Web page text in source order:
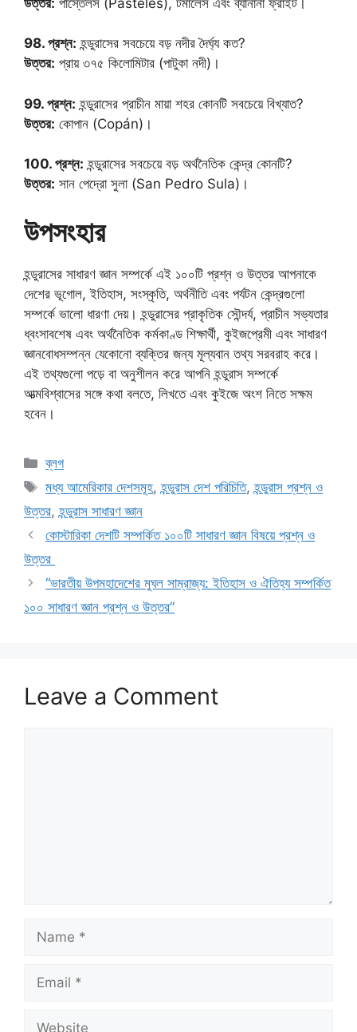
98. প্রশ্ন: হন্ডুরাসের সবচেয়ে বড় নদীর দৈর্ঘ্য কত?
উত্তর: প্রায় ৩৭৫ কিলোমিটার (পাটুকা নদী)।
99. প্রশ্ন: হন্ডুরাসের প্রাচীন মায়া শহর কোনটি সবচেয়ে বিখ্যাত?
উত্তর: কোপান (Copán)।
100. প্রশ্ন: হন্ডুরাসের সবচেয়ে বড় অর্থনৈতিক কেন্দ্র কোনটি?
উত্তর: সান পেদ্রো সুলা (San Pedro Sula)।
উপসংহার
হন্ডুরাসের সাধারণ জ্ঞান সম্পর্কে এই ১০০টি প্রশ্ন ও উত্তর আপনাকে
দেশের ভূগোল, ইতিহাস, সংস্কৃতি, অর্থনীতি এবং পর্যটন কেন্দ্রগুলো
সম্পর্কে ভালো ধারণা দেয়। হন্ডুরাসের প্রাকৃতিক সৌন্দর্য, প্রাচীন সভ্যতার
ধ্বংসাবশেষ এবং অর্থনৈতিক কর্মকাণ্ড শিক্ষার্থী, কুইজপ্রেমী এবং সাধারণ
জ্ঞানবোধসম্পন্ন যেকোনো ব্যক্তির জন্য মূল্যবান তথ্য সরবরাহ করে।
এই তথ্যগুলো পড়ে বা অনুশীলন করে আপনি হন্ডুরাস সম্পর্কে
আত্মবিশ্বাসের সঙ্গে কথা বলতে, লিখতে এবং কুইজে অংশ নিতে সক্ষম
হবেন।
Categories
ব্লগ
Tags
মধ্য আমেরিকার দেশসমূহ,হন্ডুরাস দেশ পরিচিতি,হন্ডুরাস প্রশ্ন ও
উত্তর, হন্ডুরাস সাধারণ জ্ঞান
কোস্টারিকা দেশটি সম্পর্কিত ১০০টি সাধারণ জ্ঞান বিষয়ে প্রশ্ন ও
উত্তর
“ভারতীয় উপমহাদেশের মুঘল সাম্রাজ্য: ইতিহাস ও ঐতিহ্য সম্পর্কিত
১০০ সাধারণ জ্ঞান প্রশ্ন ও উত্তর”
Leave a Comment